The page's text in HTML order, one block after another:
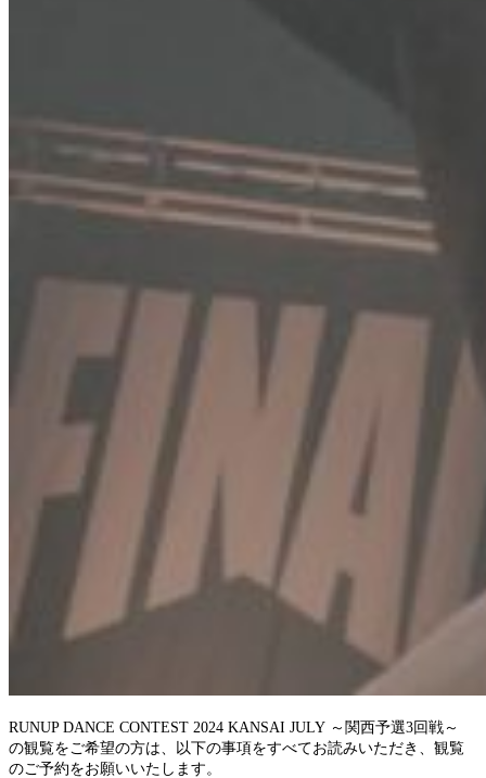
RUNUP DANCE CONTEST 2024 KANSAI JULY ～関西予選3 回戦 ～
の観覧をご希望の方は、以下の事項をすべてお読みいただき、観覧
のご予約をお願いいたします。